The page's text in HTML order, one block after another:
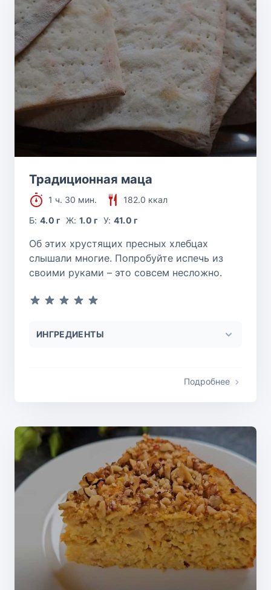
Традиционная маца
1 ч. 30 мин.
182.0 ккал
Б:4.0 г Ж: 1.0 г У: 41.0 г
Об этих хрустящих пресных хлебцах
слышали многие. Попробуйте испечь из
своими руками – это совсем несложно.
ИНГРЕДИЕНТЫ
Подробнее